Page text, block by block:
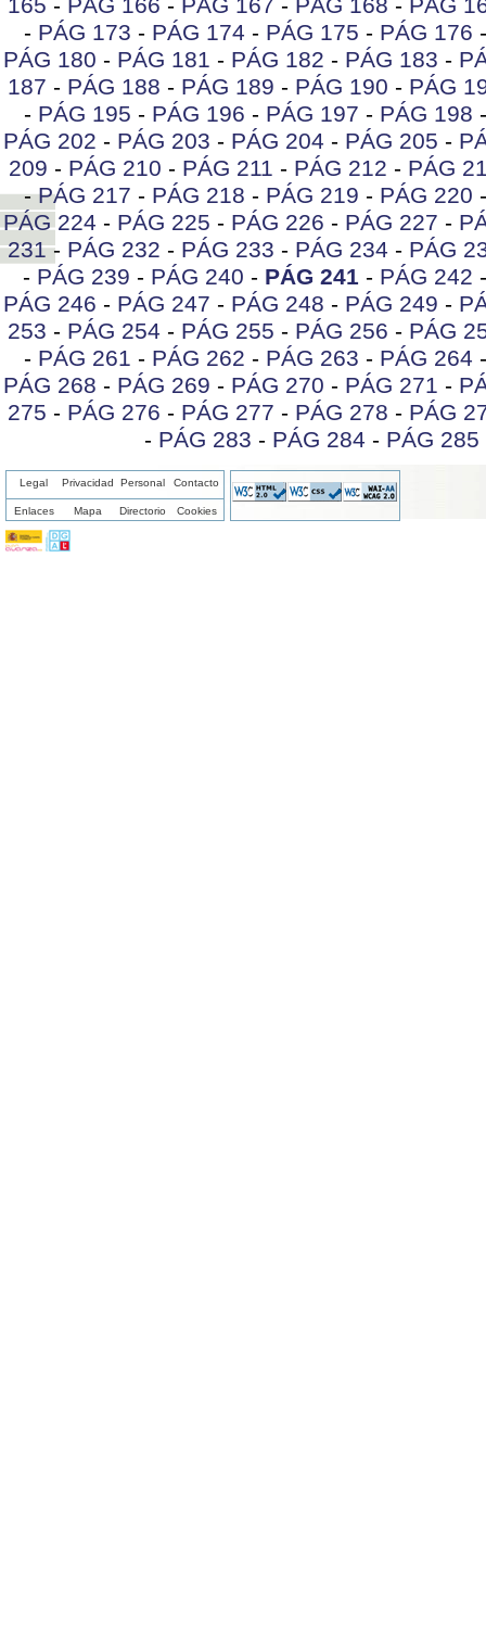
165 - PÁG 166 - PÁG 167 - PÁG 168 - PÁG
- PÁG 173 - PÁG 174 - PÁG 175 - PÁG 176
PÁG 180 - PÁG 181 - PÁG 182 - PÁG 183 -
187 - PÁG 188 - PÁG 189 - PÁG 190 - PÁG
- PÁG 195 - PÁG 196 - PÁG 197 - PÁG 198
PÁG 202 - PÁG 203 - PÁG 204 - PÁG 205 -
209 - PÁG 210 - PÁG 211 - PÁG 212 - PÁG
-PÁG 217 - PÁG 218 - PÁG 219 - PÁG 220
PÁG 224 - PÁG 225 - PÁG 226 - PÁG 227 -
231- PÁG 232 - PÁG 233 - PÁG 234 - PÁG
- PÁG 239 - PÁG 240 - PÁG 241 - PÁG 242
PÁG 246 - PÁG 247 - PÁG 248 - PÁG 249 -
253 - PÁG 254 - PÁG 255 - PÁG 256 - PÁG
- PÁG 261 - PÁG 262 - PÁG 263 - PÁG 264
PÁG 268 - PÁG 269 - PÁG 270 - PÁG 271 -
275 - PÁG 276 - PÁG 277 - PÁG 278 - PÁG
- PÁG 283 - PÁG 284 - PÁG 285
Legal Privacidad Personal Contacto
Enlaces Mapa Directorio Cookies